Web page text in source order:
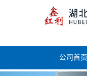
公司首页